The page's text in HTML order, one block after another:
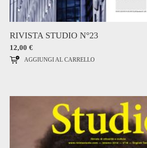
RIVISTA STUDIO N°23
12,00 €
AGGIUNGI AL CARRELLO